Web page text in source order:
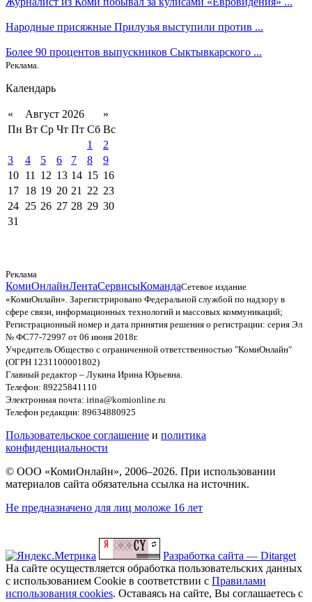
Народные присяжные Прилузья выступили против ...
Более 90 процентов выпускников Сыктывкарского ...
Реклама.
Календарь
« Август 2026
»
Пн Вт Ср Чт Пт Сб Вс
1
2
3
4 5 6 7 8
9
10 11 12 13 14 15 16
17 18 19 20 21 22 23
24 25 26 27 28 29 30
31
Реклама
КомиОнлайнЛентаСервисыКомандаСетевое издание
«КомиОнлайн». Зарегистрировано Федеральной службой по надзору в
сфере связи, информационных технологий и массовых коммуникаций;
Регистрационный номер и дата принятия решения о регистрации: серия Эл
№ ФС77-72997 от 06 июня 2018г.
Учредитель Общество с ограниченной ответственностью "КомиОнлайн"
(ОГРН 1231100001802)
Главный редактор – Лукина Ирина Юрьевна.
Телефон: 89225841110
Электронная почта: irina@komionline.ru
Телефон редакции: 89634880925
Пользовательское соглашение и политика
конфиденциальности
© ООО «КомиОнлайн», 2006–2026. При использовании
материалов сайта обязательна ссылка на источник.
Не предназначено для лиц моложе 16 лет
Разработка сайта — Ditarget
На сайте осуществляется обработка пользовательских данных
с использованием Cookie в соответствии с Правилами
использования cookies. Оставаясь на сайте, Вы соглашаетесь с